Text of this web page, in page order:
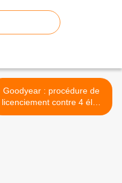
Goodyear : procédure de
licenciement contre 4 élus
CGT ! >